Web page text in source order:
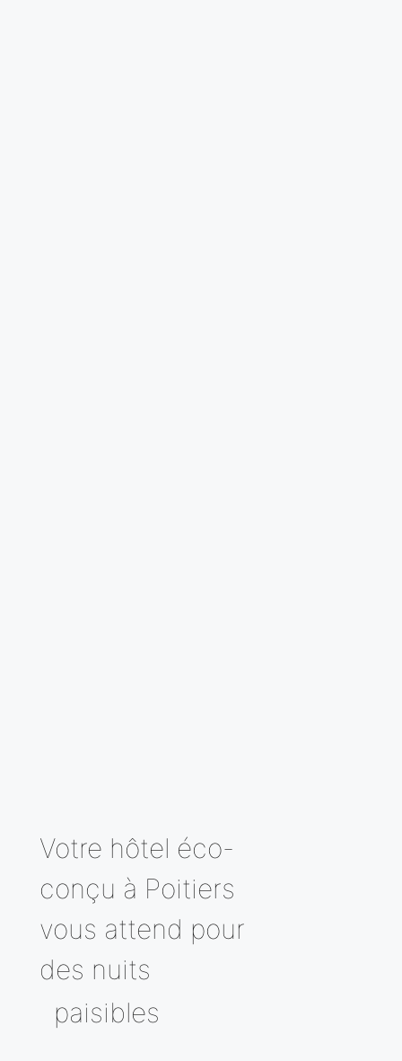
Votre hôtel éco-
conçu à Poitiers
vous attend pour
des nuits
paisibles